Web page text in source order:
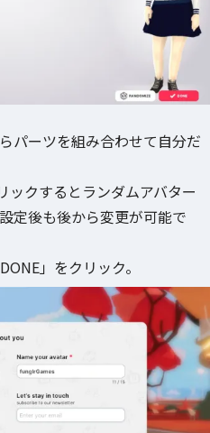
パーツを組み合わせて自分だ
ックするとランダムアバター
定後も後から変更が可能で
」をクリック。